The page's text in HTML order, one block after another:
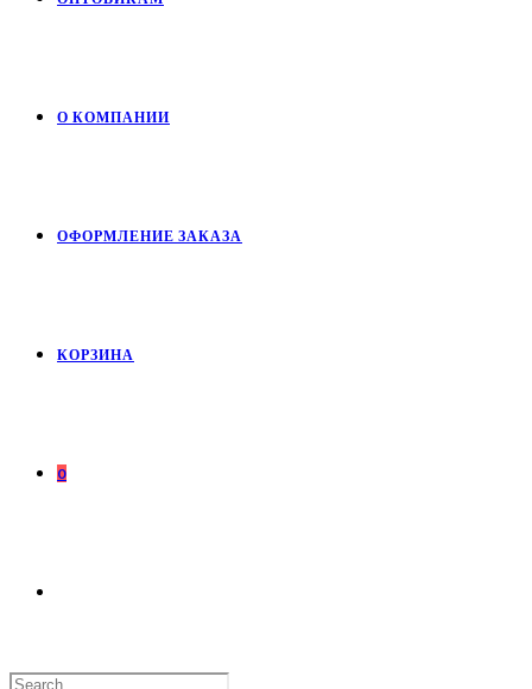
О КОМПАНИИ
ОФОРМЛЕНИЕ ЗАКАЗА
КОРЗИНА
0